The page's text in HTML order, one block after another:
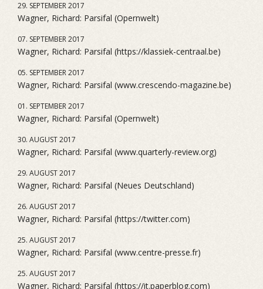
29. SEPTEMBER 2017
Wagner, Richard: Parsifal (Opernwelt)
07. SEPTEMBER 2017
Wagner, Richard: Parsifal (https://klassiek-centraal.be)
05. SEPTEMBER 2017
Wagner, Richard: Parsifal (www.crescendo-magazine.be)
01. SEPTEMBER 2017
Wagner, Richard: Parsifal (Opernwelt)
30. AUGUST 2017
Wagner, Richard: Parsifal (www.quarterly-review.org)
29. AUGUST 2017
Wagner, Richard: Parsifal (Neues Deutschland)
26. AUGUST 2017
Wagner, Richard: Parsifal (https://twitter.com)
25. AUGUST 2017
Wagner, Richard: Parsifal (www.centre-presse.fr)
25. AUGUST 2017
Wagner, Richard: Parsifal (https://it.paperblog.com)